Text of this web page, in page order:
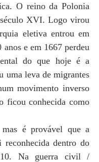
O reino da Polonia
XVI. Logo virou
eletiva entrou em
e em 1667 perdeu
do que hoje é a
uma leva de migrantes
movimento inverso
ficou conhecida como
é provável que a
dentro do
Na guerra civil /